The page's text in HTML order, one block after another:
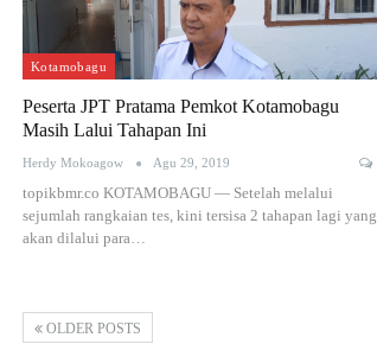
Kotamobagu
Peserta JPT Pratama Pemkot Kotamobagu
Masih Lalui Tahapan Ini
Herdy Mokoagow Agu 29, 2019
topikbmr.co KOTAMOBAGU — Setelah melalui
sejumlah rangkaian tes, kini tersisa 2 tahapan lagi yang
akan dilalui para…
OLDER POSTS